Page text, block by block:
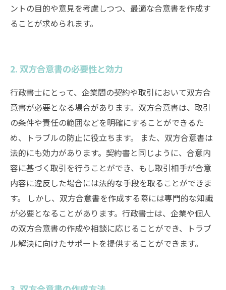
ントの目的や意見を考慮しつつ、最適な合意書を作成す
ることが求められます。
2. 双方合意書の必要性と効力
行政書士にとって、企業間の契約や取引において双方合
意書が必要となる場合があります。双方合意書は、取引
の条件や責任の範囲などを明確にすることができるた
め、トラブルの防止に役立ちます。 また、双方合意書は
法的にも効力があります。契約書と同じように、合意内
容に基づく取引を行うことができ、もし取引相手が合意
内容に違反した場合には法的な手段を取ることができま
す。 しかし、双方合意書を作成する際には専門的な知識
が必要となることがあります。行政書士は、企業や個人
の双方合意書の作成や相談に応じることができ、トラブ
ル解決に向けたサポートを提供することができます。